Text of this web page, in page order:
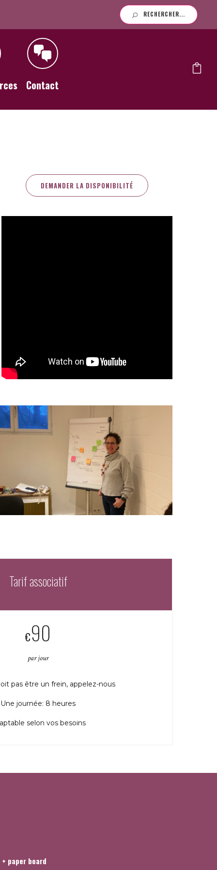
RECHERCHER...
Contact
DEMANDER LA DISPONIBILITÉ
Tarif associatif
€90
par jour
pas être un frein, appelez-nous
Une journée: 8 heures
selon vos besoins
paper board